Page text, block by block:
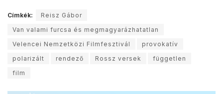
Címkék:
Reisz Gábor
Van valami furcsa és megmagyarázhatatlan
Velencei Nemzetközi Filmfesztivál
provokatív
polarizált
rendező Rossz versek
független
film